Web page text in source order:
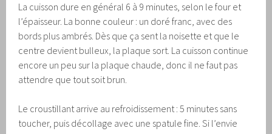
La cuisson dure en général 6 à 9 minutes, selon le four et
l’épaisseur. La bonne couleur : un doré franc, avec des
bords plus ambrés. Dès que ça sent la noisette et que le
centre devient bulleux, la plaque sort. La cuisson continue
encore un peu sur la plaque chaude, donc il ne faut pas
attendre que tout soit brun.
Le croustillant arrive au refroidissement : 5 minutes sans
toucher, puis décollage avec une spatule fine. Si l’envie